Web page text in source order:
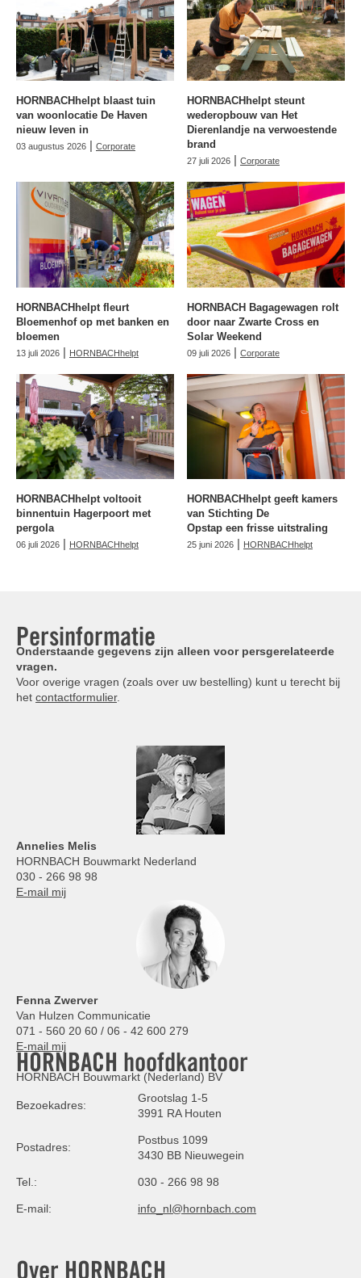
HORNBACHhelpt blaast tuin
van woonlocatie De Haven
nieuw leven in
03 augustus 2026 | Corporate
HORNBACHhelpt steunt
wederopbouw van Het
Dierenlandje na verwoestende
brand
27 juli 2026 | Corporate
HORNBACHhelpt fleurt
Bloemenhof op met banken en
bloemen
13 juli 2026 | HORNBACHhelpt
HORNBACH Bagagewagen rolt
door naar Zwarte Cross en
Solar Weekend
09 juli 2026 | Corporate
HORNBACHhelpt voltooit
binnentuin Hagerpoort met
pergola
06 juli 2026 | HORNBACHhelpt
HORNBACHhelpt geeft kamers
van Stichting De
Opstap een frisse uitstraling
25 juni 2026 | HORNBACHhelpt
Persinformatie
Onderstaande gegevens zijn alleen voor persgerelateerde
vragen.
Voor overige vragen (zoals over uw bestelling) kunt u terecht bij
het contactformulier.
Annelies Melis
HORNBACH Bouwmarkt Nederland
030 - 266 98 98
E-mail mij
Fenna Zwerver
Van Hulzen Communicatie
071 - 560 20 60 / 06 - 42 600 279
E-mail mij
HORNBACH hoofdkantoor
HORNBACH Bouwmarkt (Nederland) BV
Bezoekadres:
Grootslag 1-5
3991 RA Houten
Postadres:
Postbus 1099
3430 BB Nieuwegein
Tel.: 030 - 266 98 98
E-mail: info_nl@hornbach.com
Over HORNBACH